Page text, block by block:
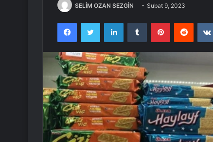
SELİM OZAN SEZGİN Şubat 9, 2023
FacebookTwitter LinkedInTumblr PinterestReddit